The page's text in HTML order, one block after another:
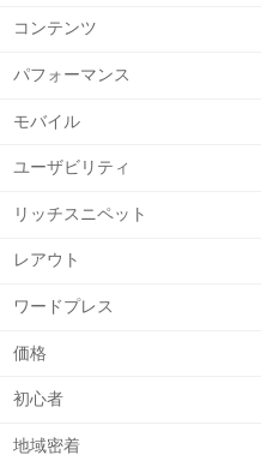
コンテンツ
パフォーマンス
モバイル
ユーザビリティ
リッチスニペット
レアウト
ワードプレス
価格
初心者
地域密着